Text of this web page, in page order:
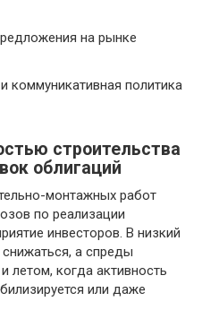
на рынке
коммуникативная политика
строительства
облигаций
монтажных работ
по реализации
инвесторов. В низкий
а спреды
летом, когда активность
или даже